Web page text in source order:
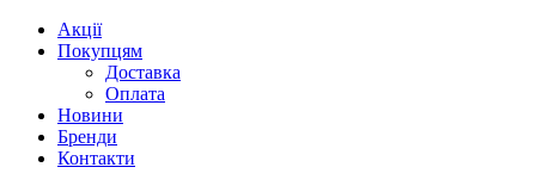
Акції
Покупцям
Доставка
Оплата
Новини
Бренди
Контакти